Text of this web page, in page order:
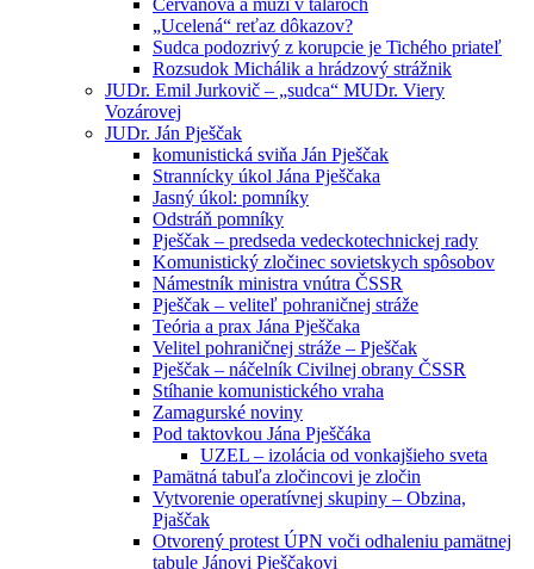
„Ucelená“ reťaz dôkazov?
Sudca podozrivý z korupcie je Tichého priateľ
Rozsudok Michálik a hrádzový strážnik
JUDr. Emil Jurkovič – „sudca“ MUDr. Viery
Vozárovej
JUDr. Ján Pješčak
komunistická sviňa Ján Pješčak
Strannícky úkol Jána Pješčaka
Jasný úkol: pomníky
Odstráň pomníky
Pješčak – predseda vedeckotechnickej rady
Komunistický zločinec sovietskych spôsobov
Námestník ministra vnútra ČSSR
Pješčak – veliteľ pohraničnej stráže
Teória a prax Jána Pješčaka
Velitel pohraničnej stráže – Pješčak
Pješčak – náčelník Civilnej obrany ČSSR
Stíhanie komunistického vraha
Zamagurské noviny
Pod taktovkou Jána Pješčáka
UZEL – izolácia od vonkajšieho sveta
Pamätná tabuľa zločincovi je zločin
Vytvorenie operatívnej skupiny – Obzina,
Pjaščak
Otvorený protest ÚPN voči odhaleniu pamätnej
tabule Jánovi Pješčakovi